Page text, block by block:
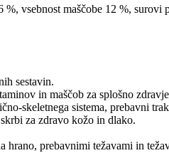
%, vsebnost maščobe 12 %, surovi
sestavin.
in maščob za splošno
skeletnega sistema, prebavni
za zdravo kožo in dlako.
hrano, prebavnimi težavami in